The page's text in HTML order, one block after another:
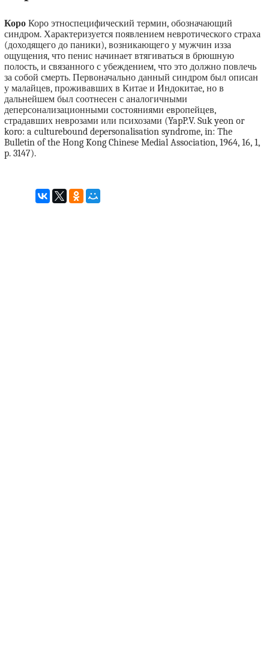
КороКоро этноспецифический термин, обозначающий
синдром. Характеризуется появлением невротического страха
(доходящего до паники), возникающего у мужчин изза
ощущения, что пенис начинает втягиваться в брюшную
полость, и связанного с убеждением, что это должно повлечь
за собой смерть. Первоначально данный синдром был описан
у малайцев, проживавших в Китае и Индокитае, но в
дальнейшем был соотнесен с аналогичными
деперсонализационными состояниями европейцев,
страдавших неврозами или психозами (YapP.V. Suk yeon or
koro: a culturebound depersonalisation syndrome, in: The
Bulletin of the Hong Kong Chinese Medial Association, 1964, 16, 1,
p. 3147).